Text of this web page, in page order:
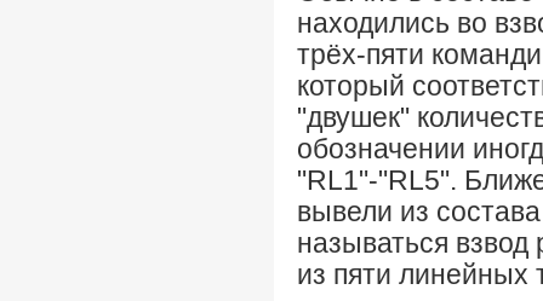
находились во
трёх-пяти
который
"двушек"
обозначении
"RL1"-"RL5".
вывели из
называться
из пяти линейных